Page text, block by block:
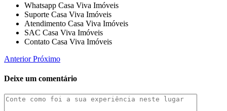
Whatsapp Casa Viva Imóveis
Suporte Casa Viva Imóveis
Atendimento Casa Viva Imóveis
SAC Casa Viva Imóveis
Contato Casa Viva Imóveis
AnteriorPróximo
Deixe um comentário